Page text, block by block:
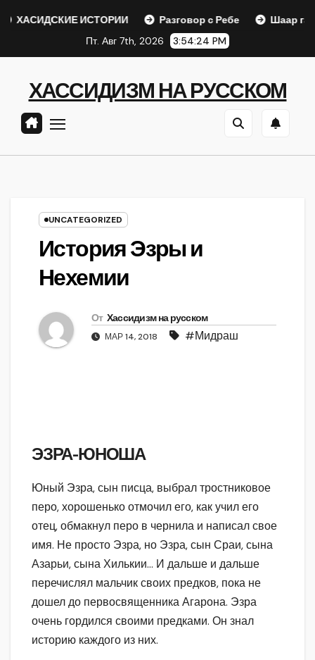
ИСТОРИИ Разговор с Ребе
Шаар гайихуд гл.
Пт. Авг 7th, 2026
3:54:25 PM
ХАССИДИЗМ НА РУССКОМ
UNCATEGORIZED
История Эзры и
Нехемии
От Хассидизм на русском
МАР 14, 2018 #Мидраш
ЭЗРА-ЮНОША
Юный Эзра, сын писца, выбрал тростниковое
перо, хорошенько отмочил его, как учил его
отец, обмакнул перо в чернила и написал свое
имя. Не просто Эзра, но Эзра, сын Сраи, сына
Азарьи, сына Хилькии… И дальше и дальше
перечислял мальчик своих предков, пока не
дошел до первосвященника Агарона. Эзра
очень гордился своими предками. Он знал
историю каждого из них.